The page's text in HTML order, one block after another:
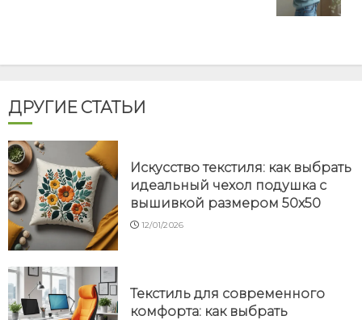
ДРУГИЕ СТАТЬИ
Искусство текстиля: как выбрать
идеальный чехол подушка с
вышивкой размером 50x50
12/01/2026
Текстиль для современного
комфорта: как выбрать